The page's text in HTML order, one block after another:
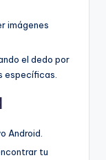
imágenes
el dedo por
específicas.
Android.
tu